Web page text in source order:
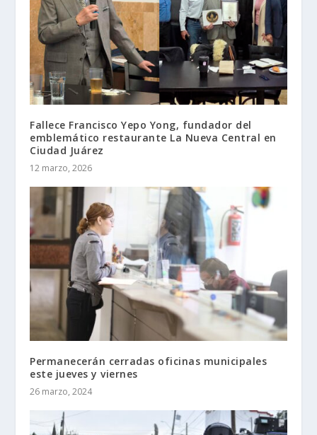
Fallece Francisco Yepo Yong, fundador del
emblemático restaurante La Nueva Central en
Ciudad Juárez
12 marzo, 2026
Permanecerán cerradas oficinas municipales
este jueves y viernes
26 marzo, 2024